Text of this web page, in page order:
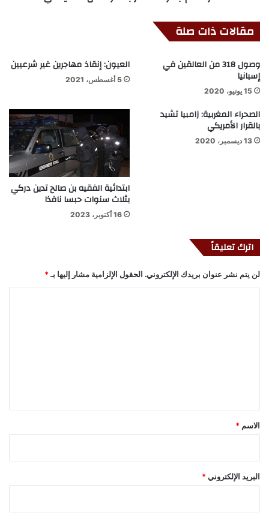
مقالات ذات صلة
وصول 318 من العالقين في
إسبانيا
15 يونيو، 2020
العيون: إنقاذ مهاجرين غير شرعيين
5 أغسطس، 2021
الصحراء المغربية: زامبيا تشيد
بالقرار الأمريكي
13 ديسمبر، 2020
ابتدائية الفقيه بن صالح تدين دركي
بثلاث سنوات حبسا نافذا
16 أكتوبر، 2023
اترك تعليقاً
لن يتم نشر عنوان بريدك الإلكتروني. الحقول الإلزامية مشار إليها بـ*
*
الاسم *
البريد الإلكتروني *